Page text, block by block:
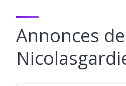
Annonces de